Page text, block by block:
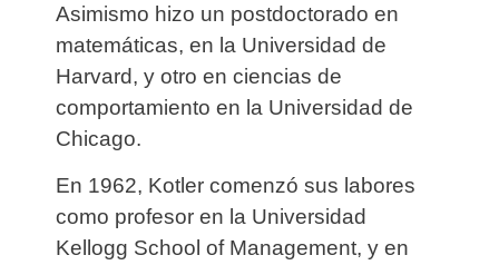
Asimismo hizo un postdoctorado en
matemáticas, en la Universidad de
Harvard, y otro en ciencias de
comportamiento en la Universidad de
Chicago.
En 1962, Kotler comenzó sus labores
como profesor en la Universidad
Kellogg School of Management, y en